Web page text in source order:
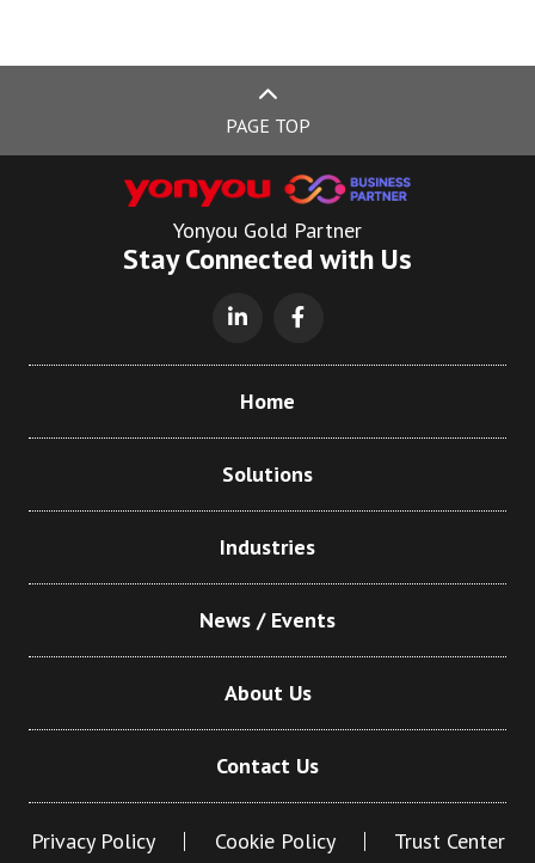
PAGE TOP
Yonyou Gold Partner
Stay Connected with Us
Home
Solutions
Industries
News / Events
About Us
Contact Us
Privacy Policy Cookie Policy Trust Center